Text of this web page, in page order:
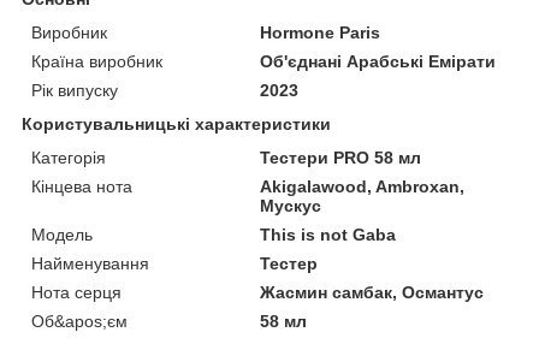
Виробник
Hormone Paris
Країна виробник
Об'єднані Арабські Емірати
Рік випуску
2023
Користувальницькі характеристики
Категорія
Тестери PRO 58 мл
Кінцева нота
Akigalawood, Ambroxan,
Мускус
Мoдель
This is not Gaba
Найменування
Тестер
Нота серця
Жасмин самбак, Османтус
Об&apos;єм
58 мл